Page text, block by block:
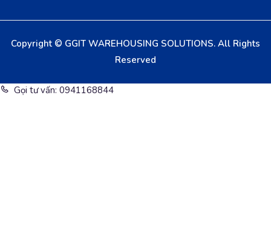
Copyright © GGIT WAREHOUSING SOLUTIONS. All Rights
Reserved
Gọi tư vấn: 0941168844